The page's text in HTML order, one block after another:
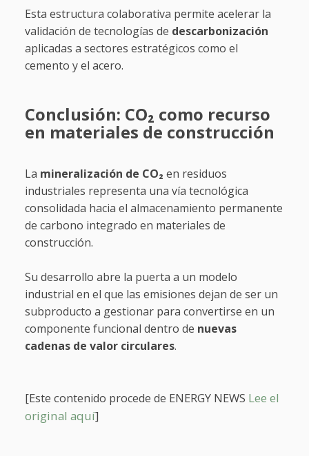
Esta estructura colaborativa permite acelerar la
validación de tecnologías de descarbonización
aplicadas a sectores estratégicos como el
cemento y el acero.
Conclusión: CO₂ como recurso
en materiales de construcción
La mineralización de CO₂ en residuos
industriales representa una vía tecnológica
consolidada hacia el almacenamiento permanente
de carbono integrado en materiales de
construcción.
Su desarrollo abre la puerta a un modelo
industrial en el que las emisiones dejan de ser un
subproducto a gestionar para convertirse en un
componente funcional dentro de nuevas
cadenas de valor circulares.
[Este contenido procede de ENERGY NEWS Lee el
original aquí]